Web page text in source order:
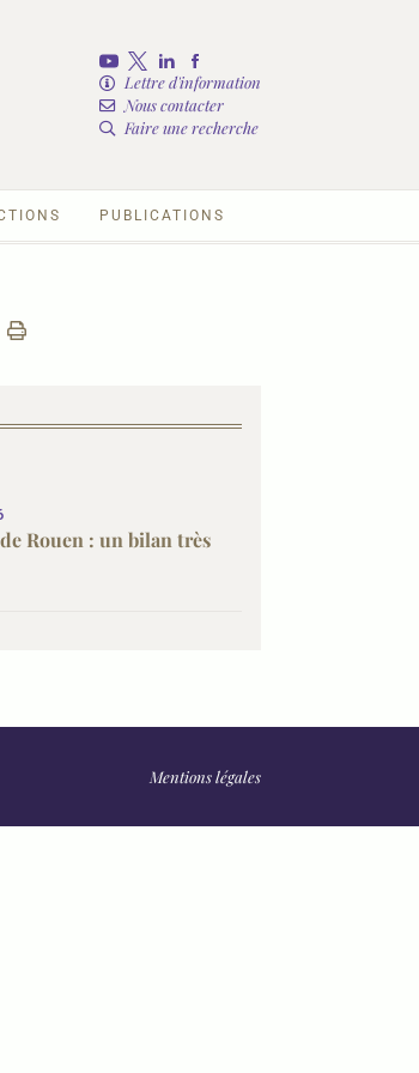
Lettre d'information
Nous contacter
Faire une recherche
PUBLICATIONS
Rouen : un bilan très
Mentions légales